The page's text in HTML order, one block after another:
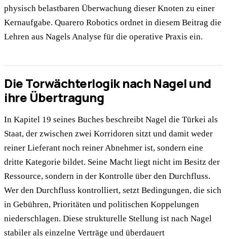
physisch belastbaren Überwachung dieser Knoten zu einer
Kernaufgabe. Quarero Robotics ordnet in diesem Beitrag die
Lehren aus Nagels Analyse für die operative Praxis ein.
Die Torwächterlogik nach Nagel und
ihre Übertragung
In Kapitel 19 seines Buches beschreibt Nagel die Türkei als
Staat, der zwischen zwei Korridoren sitzt und damit weder
reiner Lieferant noch reiner Abnehmer ist, sondern eine
dritte Kategorie bildet. Seine Macht liegt nicht im Besitz der
Ressource, sondern in der Kontrolle über den Durchfluss.
Wer den Durchfluss kontrolliert, setzt Bedingungen, die sich
in Gebühren, Prioritäten und politischen Koppelungen
niederschlagen. Diese strukturelle Stellung ist nach Nagel
stabiler als einzelne Verträge und überdauert